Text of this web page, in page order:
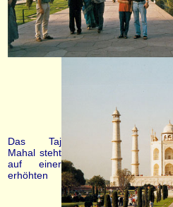
Das Taj
Mahal steht
auf einer
erhöhten